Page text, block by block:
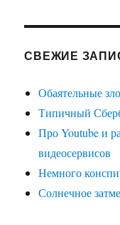
СВЕЖИЕ
Обаятельные
Типичный
Про Youtube и
видеосервисов
Немного
Солнечное